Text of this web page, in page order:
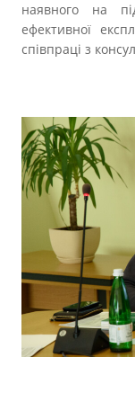
наявного на
ефективної
співпраці з